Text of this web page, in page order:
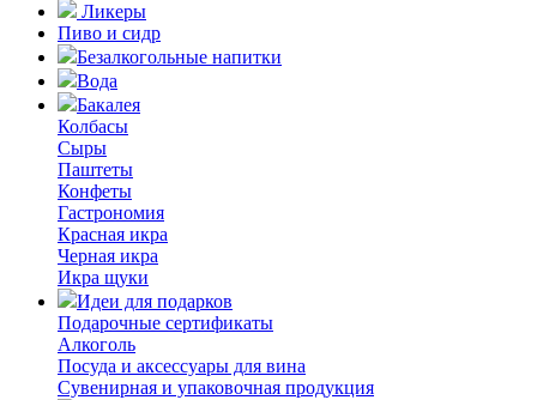
Ликеры
Пиво и сидр
Безалкогольные напитки
Вода
Бакалея
Колбасы
Сыры
Паштеты
Конфеты
Гастрономия
Красная икра
Черная икра
Икра щуки
Идеи для подарков
Подарочные сертификаты
Алкоголь
Посуда и аксессуары для вина
Сувенирная и упаковочная продукция